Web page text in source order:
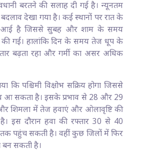
बरतने की सलाह दी गई है। न्यूनतम
देखा गया है। कई स्थानों पर रात के
आई है जिससे सुबह और शाम के समय
गई। हालांकि दिन के समय तेज धूप के
बढ़ता रहा और गर्मी का असर अधिक
कि पश्चिमी विक्षोभ सक्रिय होगा जिससे
आ सकता है। इसके प्रभाव से 28 और 29
शिमला में तेज हवाएं और ओलावृष्टि की
इस दौरान हवा की रफ्तार 30 से 40
तक पहुंच सकती है। वहीं कुछ जिलों में फिर
सकती है।